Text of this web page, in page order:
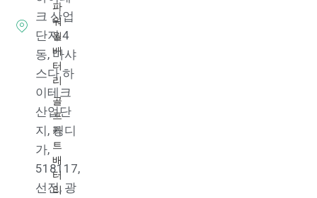
파
워
월
배
터
리
골
프
카
트
배
터
리
크 산업
단지 4
동, 마샤
스다 하
이테크
산업단
지, 핑디
가,
518117,
선전, 광